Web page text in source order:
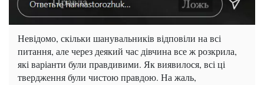
Невідомо, скільки шанувальників відповіли на всі
питання, але через деякий час дівчина все ж розкрила,
які варіанти були правдивими. Як виявилося, всі ці
твердження були чистою правдою. На жаль,